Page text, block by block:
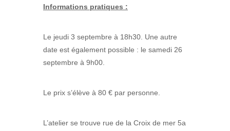
Informations pratiques :
Le jeudi 3 septembre à 18h30. Une autre
date est également possible : le samedi 26
septembre à 9h00.
Le prix s’élève à 80 € par personne.
L’atelier se trouve rue de la Croix de mer 5a